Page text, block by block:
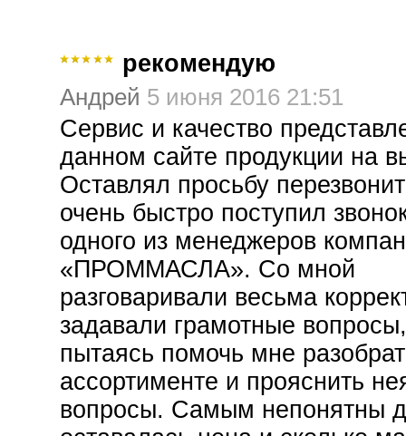
рекомендую
Андрей 5 июня 2016 21:51
Сервис и качество
данном сайте продукции на
Оставлял просьбу
очень быстро поступил
одного из менеджеров
«ПРОММАСЛА». Со мной
разговаривали весьма
задавали грамотные
пытаясь помочь мне
ассортименте и прояснить
вопросы. Самым непонятны